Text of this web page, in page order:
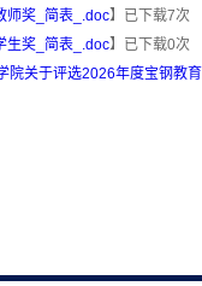
师奖_简表_.doc】已下载7次
生奖_简表_.doc】已下载0次
院关于评选2026年度宝钢教